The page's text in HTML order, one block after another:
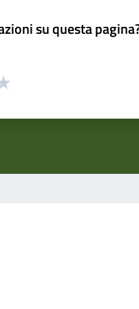
su questa